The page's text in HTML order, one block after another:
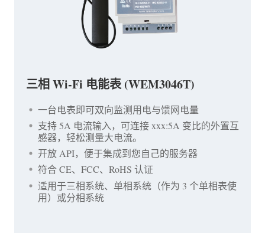
三相 Wi-Fi 电能表 (WEM3046T)
一台电表即可双向监测用电与馈网电量
支持 5A 电流输入，可连接 xxx:5A 变比的外置互
感器，轻松测量大电流。
开放 API，便于集成到您自己的服务器
符合 CE、FCC、RoHS 认证
适用于三相系统、单相系统（作为 3 个单相表使
用）或分相系统